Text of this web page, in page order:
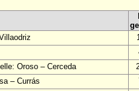
Oroso – Cerceda
– Currás